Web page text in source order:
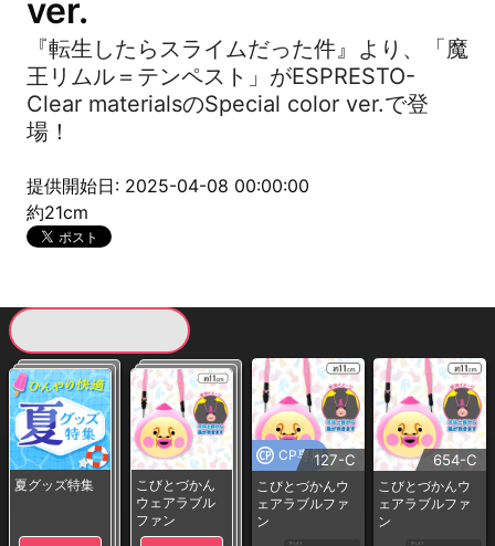
ver.
『転生したらスライムだった件』より、「魔
王リムル＝テンペスト」がESPRESTO-
Clear materialsのSpecial color ver.で登
場！
提供開始日: 2025-04-08 00:00:00
約21cm
夏グッズ特集
こびとづかん
ウェアラブル
ファン
CP専用127-C
こびとづかんウ
ェアラブルファ
ン
1PLAY
654-C
こびとづかんウ
ェアラブルファ
ン
1PLAY